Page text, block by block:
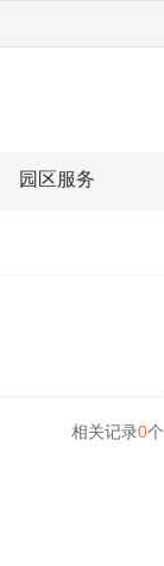
园区服务
相关记录0个